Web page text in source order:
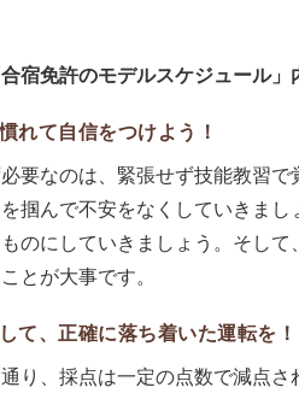
合宿免許のモデルスケジュール」
れて自信をつけよう！
要なのは、緊張せず技能教習
掴んで不安をなくしていきま
のにしていきましょう。そし
とが大事です。
て、正確に落ち着いた運転を！
通り、採点は一定の点数で減点